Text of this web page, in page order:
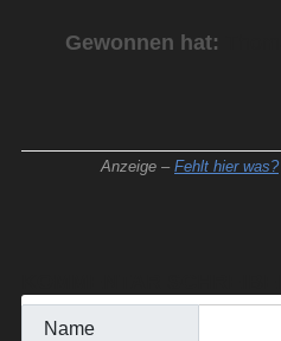
Gewonnen hat:
Anzeige – Fehlt hier was?
Name